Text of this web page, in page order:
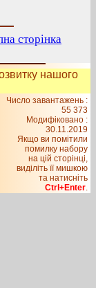
сторінка
нашого
Число завантажень :
55 373
Модифіковано :
30.11.2019
Якщо ви помітили
помилку набору
на цiй сторiнцi,
видiлiть її мишкою
та натисніть
Ctrl+Enter.